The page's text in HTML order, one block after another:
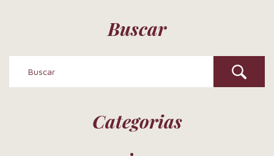
Buscar
Categorias